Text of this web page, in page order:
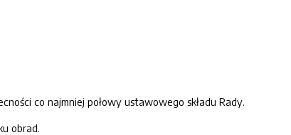
co najmniej połowy ustawowego składu Rady.
obrad.